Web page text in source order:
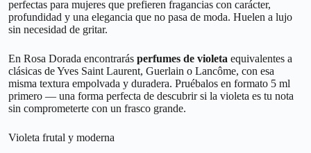
perfectas para mujeres que prefieren fragancias con carácter,
profundidad y una elegancia que no pasa de moda. Huelen a lujo
sin necesidad de gritar.
En Rosa Dorada encontrarás perfumes de violeta equivalentes a
clásicas de Yves Saint Laurent, Guerlain o Lancôme, con esa
misma textura empolvada y duradera. Pruébalos en formato 5 ml
primero — una forma perfecta de descubrir si la violeta es tu nota
sin comprometerte con un frasco grande.
Violeta frutal y moderna